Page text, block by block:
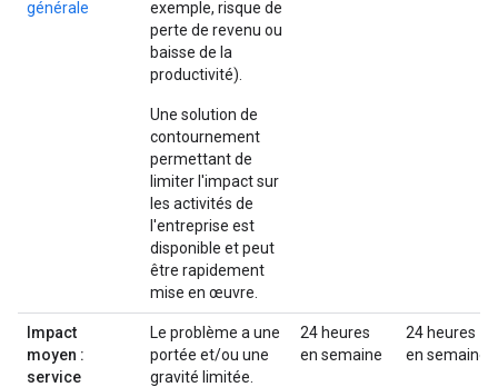
générale
exemple, risque de
perte de revenu ou
baisse de la
productivité).
Une solution de
contournement
permettant de
limiter l'impact sur
les activités de
l'entreprise est
disponible et peut
être rapidement
mise en œuvre.
Impact
moyen :
service
Le problème a une
portée et/ou une
gravité limitée.
24 heures
en semaine
24 heures
en semaine